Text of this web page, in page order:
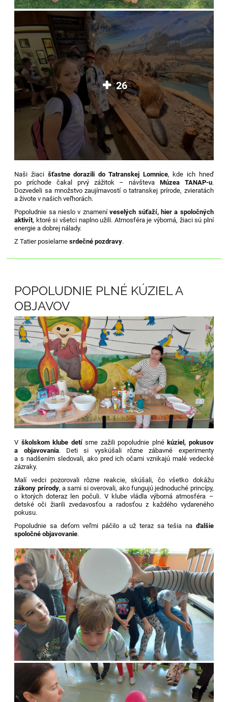
26
Naši žiaci šťastne dorazili do Tatranskej Lomnice, kde ich hneď
po príchode čakal prvý zážitok – návšteva Múzea TANAP-u.
Dozvedeli sa množstvo zaujímavostí o tatranskej prírode, zvieratách
a živote v našich veľhorách.
Popoludnie sa nieslo v znameníveselých súťaží, hier a spoločných
aktivít, ktoré si všetci naplno užili. Atmosféra je výborná, žiaci sú plní
energie a dobrej nálady.
Z Tatier posielamesrdečné pozdravy.
POPOLUDNIE PLNÉ KÚZIEL A
OBJAVOV
V školskom klube detísme zažili popoludnie plné kúziel, pokusov
a objavovania. Deti si vyskúšali rôzne zábavné experimenty
a s nadšením sledovali, ako pred ich očami vznikajú malé vedecké
zázraky.
Malí vedci pozorovali rôzne reakcie, skúšali, čo všetko dokážu
zákony prírody, a sami si overovali, ako fungujú jednoduché princípy,
o ktorých doteraz len počuli. V klube vládla výborná atmosféra –
detské oči žiarili zvedavosťou a radosťou z každého vydareného
pokusu.
Popoludnie sa deťom veľmi páčilo a už teraz sa tešia na ďalšie
spoločné objavovanie.